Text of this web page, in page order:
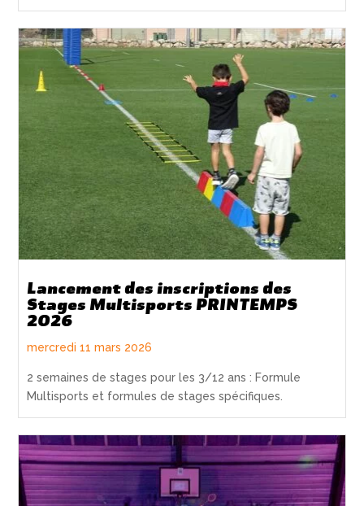
Lancement des inscriptions des
Stages Multisports PRINTEMPS
2026
mercredi 11 mars 2026
2 semaines de stages pour les 3/12 ans : Formule
Multisports et formules de stages spécifiques.